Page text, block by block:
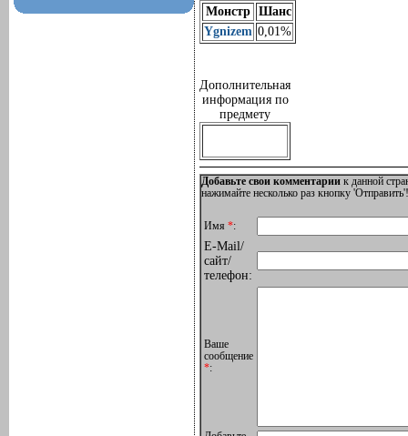
Монстр Шанс
Ygnizem 0,01%
Дополнительная
информация по
предмету
Добавьте свои комментарии к данной
нажимайте несколько раз кнопку
Имя*:
E-Mail/
сайт/
телефон:
Ваше
сообщение
*: